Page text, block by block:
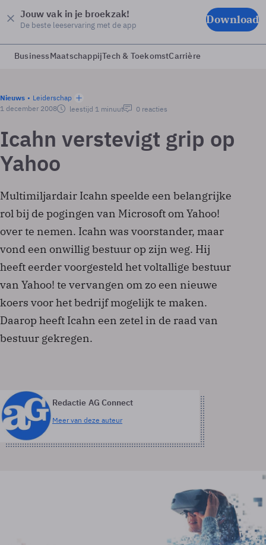
Jouw vak in je broekzak!
De beste leeservaring met de app Download
BusinessMaatschappijTech & ToekomstCarrière
Nieuws
Leiderschap
1 december 2008
leestijd 1 minuut 0 reacties
Icahn verstevigt grip op
Yahoo
Multimiljardair Icahn speelde een belangrijke
rol bij de pogingen van Microsoft om Yahoo!
over te nemen. Icahn was voorstander, maar
vond een onwillig bestuur op zijn weg. Hij
heeft eerder voorgesteld het voltallige bestuur
van Yahoo! te vervangen om zo een nieuwe
koers voor het bedrijf mogelijk te maken.
Daarop heeft Icahn een zetel in de raad van
bestuur gekregen.
Redactie AG Connect
Meer van deze auteur